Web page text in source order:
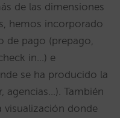
de las dimensiones
hemos incorporado
de pago (prepago,
in…) e
se ha producido la
agencias…). También
visualización donde